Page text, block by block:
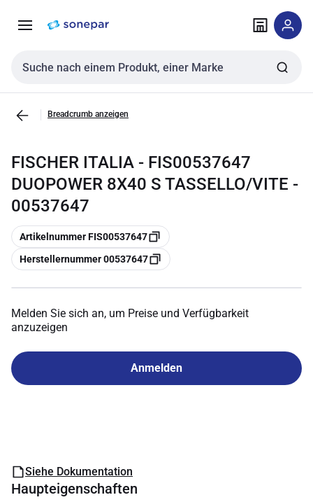
NavigationInhalt
Sucheingabe
Breadcrumb anzeigen
FISCHER ITALIA - FIS00537647
DUOPOWER 8X40 S TASSELLO/VITE -
00537647
Kopieren
Artikelnummer FIS00537647
Kopieren
Herstellernummer 00537647
Melden Sie sich an, um Preise und Verfügbarkeit
anzuzeigen
Anmelden
Siehe Dokumentation
Haupteigenschaften